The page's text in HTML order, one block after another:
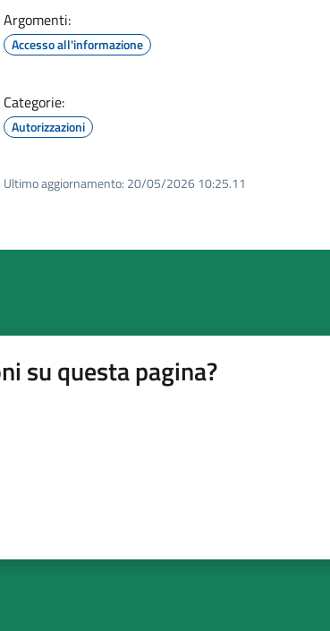
Argomenti:
Accesso all'informazione
Categorie:
Autorizzazioni
Ultimo aggiornamento: 20/05/2026 10:25.11
su questa pagina?